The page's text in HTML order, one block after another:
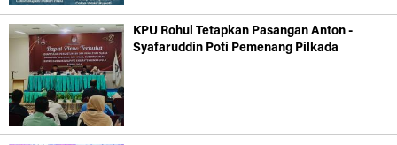
KPU Rohul Tetapkan Pasangan Anton -
Syafaruddin Poti Pemenang Pilkada